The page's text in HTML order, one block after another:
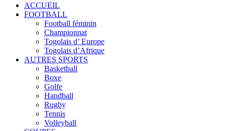
ACCUEIL
FOOTBALL
Football féminin
Championnat
Togolais d’ Europe
Togolais d’Afrique
AUTRES SPORTS
Basketball
Boxe
Golfe
Handball
Rugby
Tennis
Volleyball